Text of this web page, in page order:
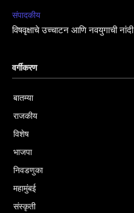
संपादकीय
विषवृक्षाचे उच्चाटन आणि नवयुगाची नांदी
वर्गीकरण
बातम्या
राजकीय
विशेष
भाजपा
निवडणुका
महामुंबई
संस्कृती